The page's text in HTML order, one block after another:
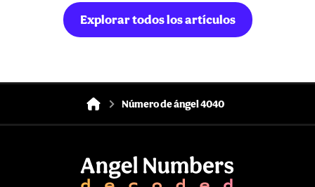
Explorar todos los artículos
Número de ángel 4040